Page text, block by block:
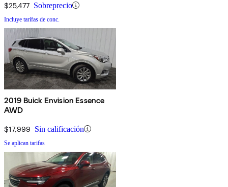
$25,477 Sobreprecio
Incluye tarifas de conc.
2019 Buick Envision Essence
AWD
$17,999 Sin calificación
Se aplican tarifas